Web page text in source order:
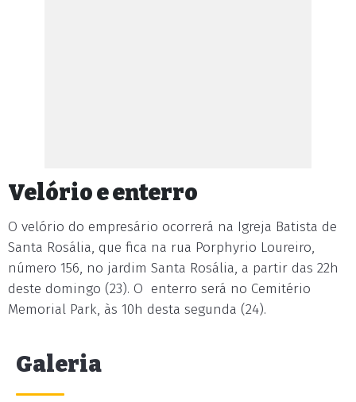
Velório e enterro
O velório do empresário ocorrerá na Igreja Batista de
Santa Rosália, que fica na rua Porphyrio Loureiro,
número 156, no jardim Santa Rosália, a partir das 22h
deste domingo (23). O enterro será no Cemitério
Memorial Park, às 10h desta segunda (24).
Galeria